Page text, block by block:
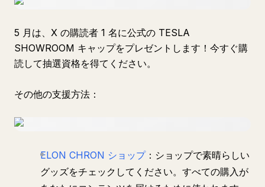
5 月は、X の購読者 1 名に公式の TESLA
SHOWROOM キャップをプレゼントします！今すぐ購
読して抽選資格を得てください。
その他の支援方法：
ELON CHRON ショップ：ショップで素晴らしい
グッズをチェックしてください。すべての購入が